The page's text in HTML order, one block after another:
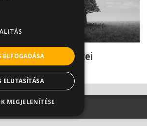
egyértelmű tünetei
ELFOGADÁSA
ELUTASÍTÁSA
MEGJELENÍTÉSE